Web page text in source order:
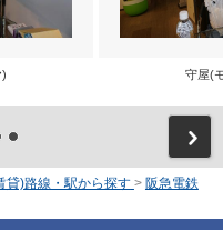
守屋(
貸)路線・駅から探す > 阪急電鉄